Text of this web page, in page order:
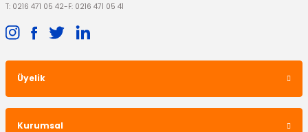
T: 0216 471 05 42-F: 0216 471 05 41
Üyelik
Kurumsal